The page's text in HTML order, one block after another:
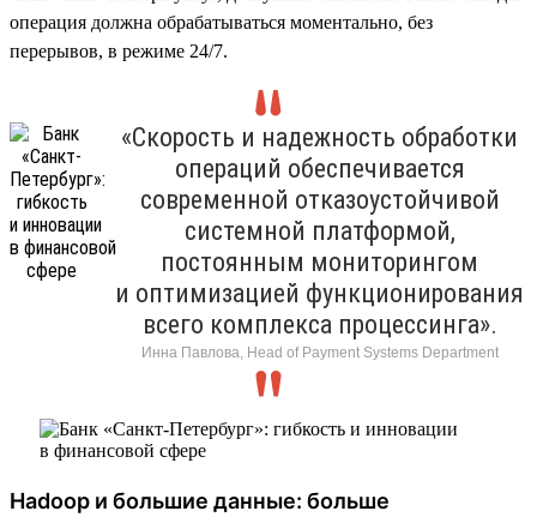
операция должна обрабатываться моментально, без
перерывов, в режиме 24/7.
«Скорость и надежность обработки
операций обеспечивается
современной отказоустойчивой
системной платформой,
постоянным мониторингом
и оптимизацией функционирования
всего комплекса процессинга».
Инна Павлова, Head of Payment Systems Department
Hadoop и большие данные: больше